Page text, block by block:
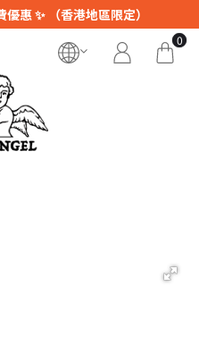
惠 ✨ （香港地區限定）
0